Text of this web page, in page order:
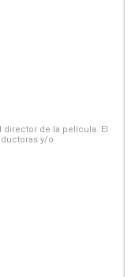
de la película. El
y/o